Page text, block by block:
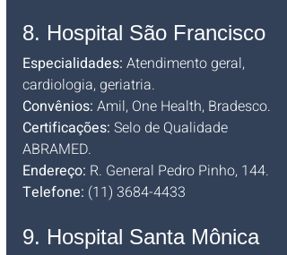
8. Hospital São Francisco
Especialidades: Atendimento geral,
cardiologia, geriatria.
Convênios: Amil, One Health, Bradesco.
Certificações: Selo de Qualidade
ABRAMED.
Endereço: R. General Pedro Pinho, 144.
Telefone: (11) 3684-4433
9. Hospital Santa Mônica